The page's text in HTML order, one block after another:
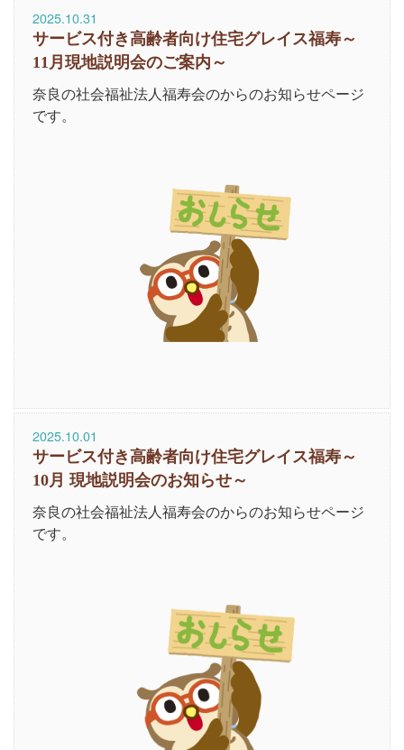
2025.10.31
サービス付き高齢者向け住宅グレイス福寿～
11月現地説明会のご案内～
奈良の社会福祉法人福寿会のからのお知らせページ
です。
2025.10.01
サービス付き高齢者向け住宅グレイス福寿～
10月 現地説明会のお知らせ～
奈良の社会福祉法人福寿会のからのお知らせページ
です。